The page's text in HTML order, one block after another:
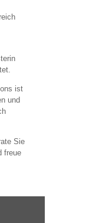
ist
und
Sie
freue